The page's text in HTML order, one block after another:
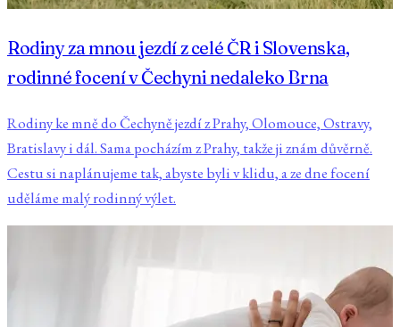
Rodiny za mnou jezdí z celé ČR i Slovenska,
rodinné focení v Čechyni nedaleko Brna
Rodiny ke mně do Čechyně jezdí z Prahy, Olomouce, Ostravy,
Bratislavy i dál. Sama pocházím z Prahy, takže ji znám důvěrně.
Cestu si naplánujeme tak, abyste byli v klidu, a ze dne focení
uděláme malý rodinný výlet.